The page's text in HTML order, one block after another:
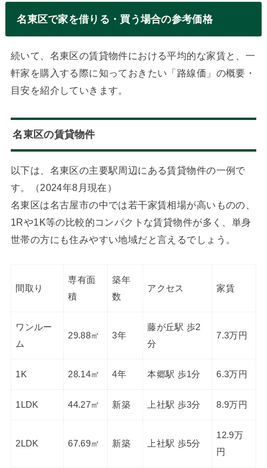
名東区で家を借りる・買う場合の参考価格
続いて、名東区の賃貸物件における平均的な家賃と、一
軒家を購入する際に知っておきたい「路線価」の概要・
目安を紹介していきます。
名東区の賃貸物件
以下は、名東区の主要駅周辺にある賃貸物件の一例で
す。（2024年8月現在）
名東区は名古屋市の中では若干家賃相場が高いものの、
1Rや1K等の比較的コンパクトな賃貸物件が多く、単身
世帯の方にも住みやすい地域だと言えるでしょう。
間取り
専有面
積
築年
数
アクセス 家賃
ワンルー
ム
29.88㎡ 3年
藤が丘駅 歩2
分
7.3万円
1K 28.14㎡ 4年 本郷駅 歩1分 6.3万円
1LDK 44.27㎡ 新築 上社駅 歩3分 8.9万円
2LDK 67.69㎡ 新築 上社駅 歩5分
12.9万
円